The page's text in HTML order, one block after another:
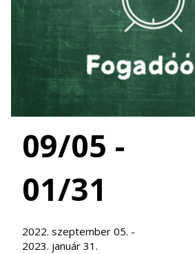
09/05 -
01/31
2022. szeptember 05. -
2023. január 31.